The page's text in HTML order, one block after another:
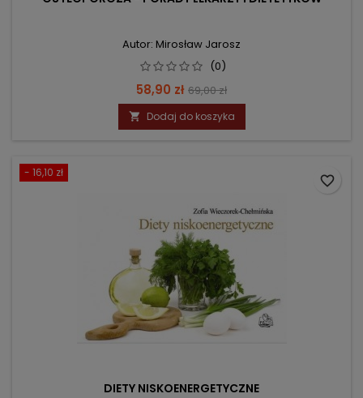
Autor: Mirosław Jarosz
(0)
Cena
58,90 zł Cena
podstawowa
69,00 zł
 Dodaj do koszyka
- 16,10 zł
DIETY NISKOENERGETYCZNE
favorite_border